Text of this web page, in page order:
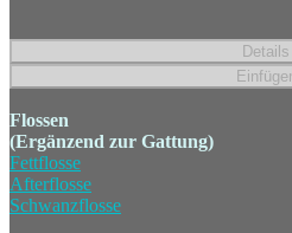
Flossen
(Ergänzend zur Gattung)
Fettflosse
Afterflosse
Schwanzflosse